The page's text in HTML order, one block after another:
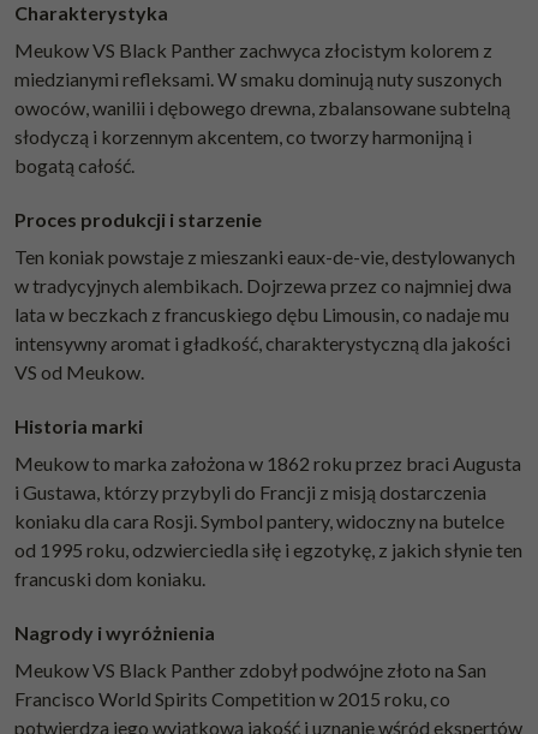
Charakterystyka
Meukow VS Black Panther zachwyca złocistym kolorem z
miedzianymi refleksami. W smaku dominują nuty suszonych
owoców, wanilii i dębowego drewna, zbalansowane subtelną
słodyczą i korzennym akcentem, co tworzy harmonijną i
bogatą całość.
Proces produkcji i starzenie
Ten koniak powstaje z mieszanki eaux-de-vie, destylowanych
w tradycyjnych alembikach. Dojrzewa przez co najmniej dwa
lata w beczkach z francuskiego dębu Limousin, co nadaje mu
intensywny aromat i gładkość, charakterystyczną dla jakości
VS od Meukow.
Historia marki
Meukow to marka założona w 1862 roku przez braci Augusta
i Gustawa, którzy przybyli do Francji z misją dostarczenia
koniaku dla cara Rosji. Symbol pantery, widoczny na butelce
od 1995 roku, odzwierciedla siłę i egzotykę, z jakich słynie ten
francuski dom koniaku.
Nagrody i wyróżnienia
Meukow VS Black Panther zdobył podwójne złoto na San
Francisco World Spirits Competition w 2015 roku, co
potwierdza jego wyjątkową jakość i uznanie wśród ekspertów